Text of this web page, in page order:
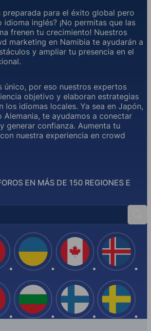
EN MÁS DE 150 REGIONES E
preparada para el éxito global pero
idioma inglés? ¡No permitas que las
frenen tu crecimiento! Nuestros
marketing en Namibia te ayudarán a
y ampliar tu presencia en el
único, por eso nuestros expertos
objetivo y elaboran estrategias
los idiomas locales. Ya sea en Japón,
Alemania, te ayudamos a conectar
generar confianza. Aumenta tu
nuestra experiencia en crowd
Italia Ucrania
Bulgaria
Canadá
Finlandia Suecia